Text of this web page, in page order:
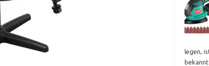
legen,
bekannt